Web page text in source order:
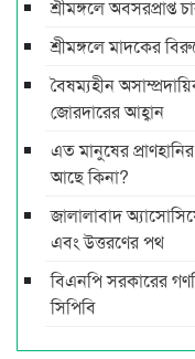
শ্রীমঙ্গলে অবসরপ্রাপ্ত
শ্রীমঙ্গলে মাদকের
বৈষম্যহীন
জোরদারের আহ্বান
এত মানুষের
আছে কিনা?
জালালাবাদ
এবং উত্তরণের পথ
বিএনপি সরকারের
সিপিবি